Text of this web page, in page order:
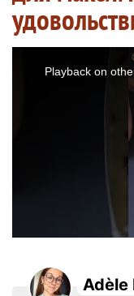
Playback on
Adèle